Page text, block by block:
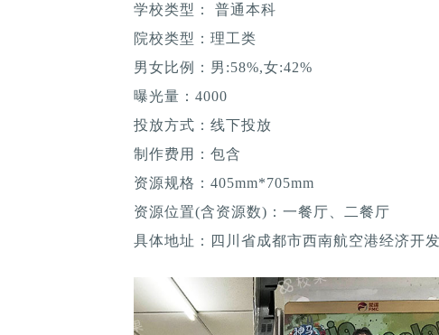
学校类型： 普通本科
院校类型：理工类
男女比例：男:58%,女:42%
曝光量：4000
投放方式：线下投放
制作费用：包含
资源规格：405mm*705mm
资源位置(含资源数)：一餐厅、二餐厅
具体地址：四川省成都市西南航空港经济开